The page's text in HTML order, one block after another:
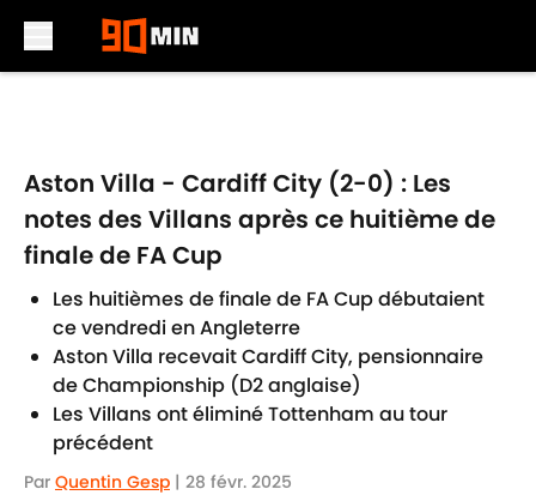
Aston Villa - Cardiff City (2-0) : Les
notes des Villans après ce huitième de
finale de FA Cup
Les huitièmes de finale de FA Cup débutaient
ce vendredi en Angleterre
Aston Villa recevait Cardiff City, pensionnaire
de Championship (D2 anglaise)
Les Villans ont éliminé Tottenham au tour
précédent
Par Quentin Gesp | 28 févr. 2025